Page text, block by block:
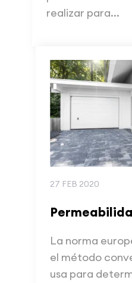
realizar para...
27 FEB 2020
La norma
el método
usa para